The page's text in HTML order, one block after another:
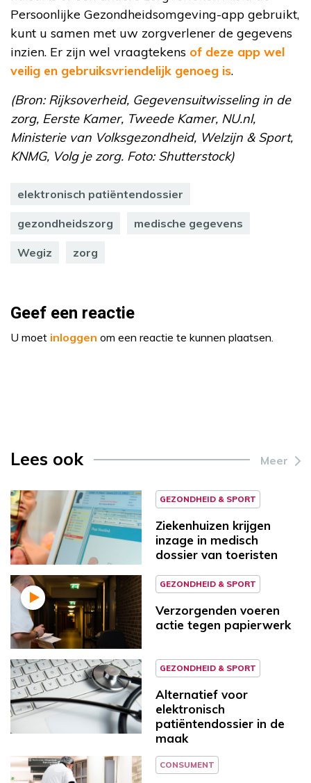
Persoonlijke Gezondheidsomgeving-app gebruikt,
kunt u samen met uw zorgverlener de gegevens
inzien. Er zijn wel vraagtekens of deze app wel
veilig en gebruiksvriendelijk genoeg is.
(Bron: Rijksoverheid, Gegevensuitwisseling in de
zorg, Eerste Kamer, Tweede Kamer, NU.nl,
Ministerie van Volksgezondheid, Welzijn & Sport,
KNMG, Volg je zorg. Foto: Shutterstock)
elektronisch patiëntendossier
gezondheidszorg medische gegevens
Wegiz zorg
Geef een reactie
U moet inloggen om een reactie te kunnen plaatsen.
Lees ook Meer
GEZONDHEID & SPORT
Ziekenhuizen krijgen
inzage in medisch
dossier van toeristen
GEZONDHEID & SPORT
Verzorgenden voeren
actie tegen papierwerk
GEZONDHEID & SPORT
Alternatief voor
elektronisch
patiëntendossier in de
maak
CONSUMENT